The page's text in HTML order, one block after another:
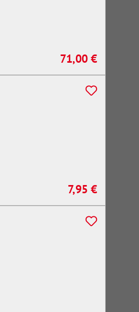
Regulärer Preis:
71,00 €
Regulärer Preis:
7,95 €